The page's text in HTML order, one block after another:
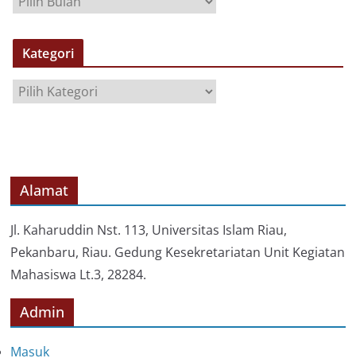
S
P
Kategori
r
i
Alamat
Jl. Kaharuddin Nst. 113, Universitas Islam Riau,
Pekanbaru, Riau. Gedung Kesekretariatan Unit Kegiatan
Mahasiswa Lt.3, 28284.
Admin
Masuk